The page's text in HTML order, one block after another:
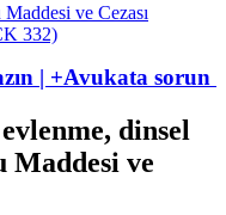
ve Cezası
332)
| +Avukata sorun
dinsel
Maddesi ve